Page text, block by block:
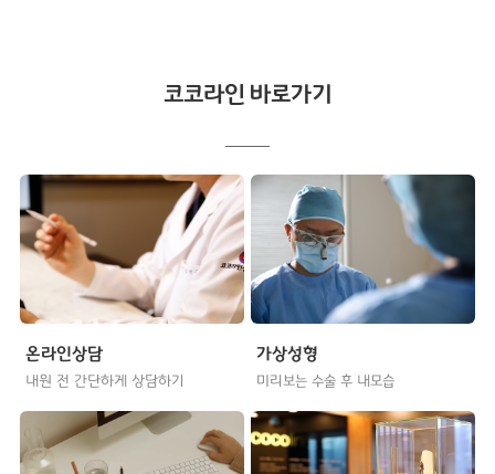
코코라인 바로가기
온라인상담
내원 전 간단하게 상담하기
가상성형
미리보는 수술 후 내모습